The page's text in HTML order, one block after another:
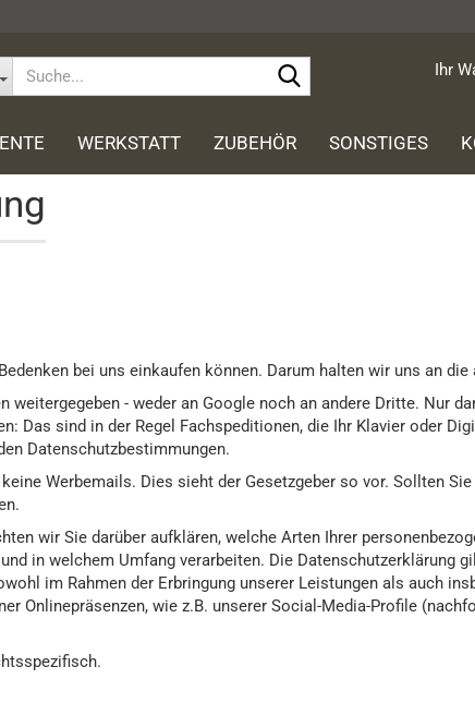
Ihr
&
Yamaha
Ritmüller
Klaviere
WERKSTATT ZUBEHÖR SONSTIGES
bei uns einkaufen können. Darum halten wir uns an
weitergegeben - weder an Google noch an andere Dritte. Nur
Das sind in der Regel Fachspeditionen, die Ihr Klavier oder
Datenschutzbestimmungen.
Werbemails. Dies sieht der Gesetzgeber so vor. Sollten
wir Sie darüber aufklären, welche Arten Ihrer
in welchem Umfang verarbeiten. Die Datenschutzerklärung
im Rahmen der Erbringung unserer Leistungen als auch
Onlinepräsenzen, wie z.B. unserer Social-Media-Profile